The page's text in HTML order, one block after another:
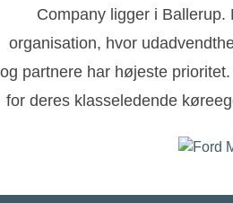
Company ligger i
organisation, hvor
og partnere har højeste
for deres klasseledende